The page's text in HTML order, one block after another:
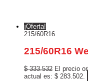
¡Oferta!
215/60R16
215/60R16
$333.532 El precio
actual es: $ 283.502.